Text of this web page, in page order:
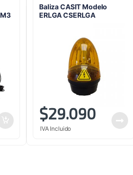
Baliza CASIT Modelo
ERLGA CSERLGA
$29.090
IVA Incluido